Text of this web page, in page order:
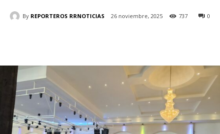
By REPORTEROS RRNOTICIAS 26 noviembre, 2025 0
737